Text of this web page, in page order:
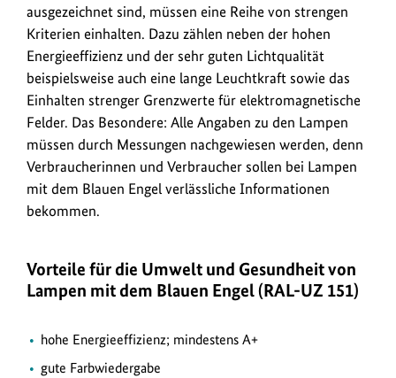
die
mit
Umweltzeichen
ausgezeichnet
sind,
müssen
eine
Reihe
von
Kriterien
einhalten.
ausgezeichnet sind, müssen eine Reihe von strengen
Kriterien einhalten. Dazu zählen neben der hohen
Energieeffizienz und der sehr guten Lichtqualität
beispielsweise auch eine lange Leuchtkraft sowie das
Einhalten strenger Grenzwerte für elektromagnetische
Felder. Das Besondere: Alle Angaben zu den Lampen
müssen durch Messungen nachgewiesen werden, denn
Verbraucherinnen und Verbraucher sollen bei Lampen
mit dem Blauen Engel verlässliche Informationen
bekommen.
Vorteile für die Umwelt und Gesundheit von
Lampen mit dem Blauen Engel (RAL-UZ 151)
hohe Energieeffizienz; mindestens A+
gute Farbwiedergabe